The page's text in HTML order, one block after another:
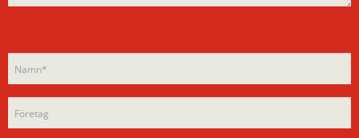
leave
this
empty.
Please
leave
this
field
empty.